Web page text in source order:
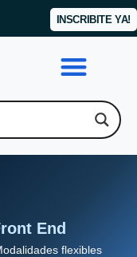
INSCRIBITE YA!
End
flexibles